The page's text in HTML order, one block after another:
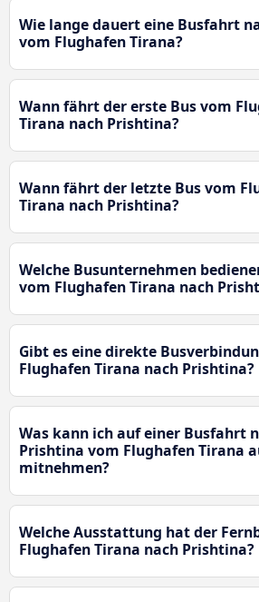
Wie lange dauert eine Busfahrt
vom Flughafen Tirana?
Wann fährt der erste Bus vom
Tirana nach Prishtina?
Wann fährt der letzte Bus vom
Tirana nach Prishtina?
Welche Busunternehmen
vom Flughafen Tirana nach
Gibt es eine direkte
Flughafen Tirana nach Prishtina?
Was kann ich auf einer Busfahrt
Prishtina vom Flughafen Tirana
mitnehmen?
Welche Ausstattung hat der
Flughafen Tirana nach Prishtina?